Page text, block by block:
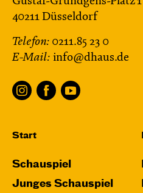
40211 Düsseldorf
Telefon: 0211.85 23 0
E-Mail: info@dhaus.de
Start
Schauspiel
Junges Schauspiel